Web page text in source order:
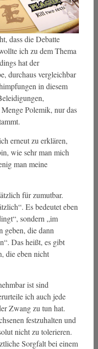
dass die Debatte
ich zu dem Thema
hat der
durchaus vergleichbar
in diesem
Polemik, nur das
erneut zu erklären,
wie sehr man mich
man meine
für zumutbar.
Es bedeutet eben
sondern „im
geben, die dann
Das heißt, es gibt
die eben nicht
ist sind
ich auch jede
Zwang zu tun hat.
festzuhalten und
nicht zu tolerieren.
Sorgfalt bei einem